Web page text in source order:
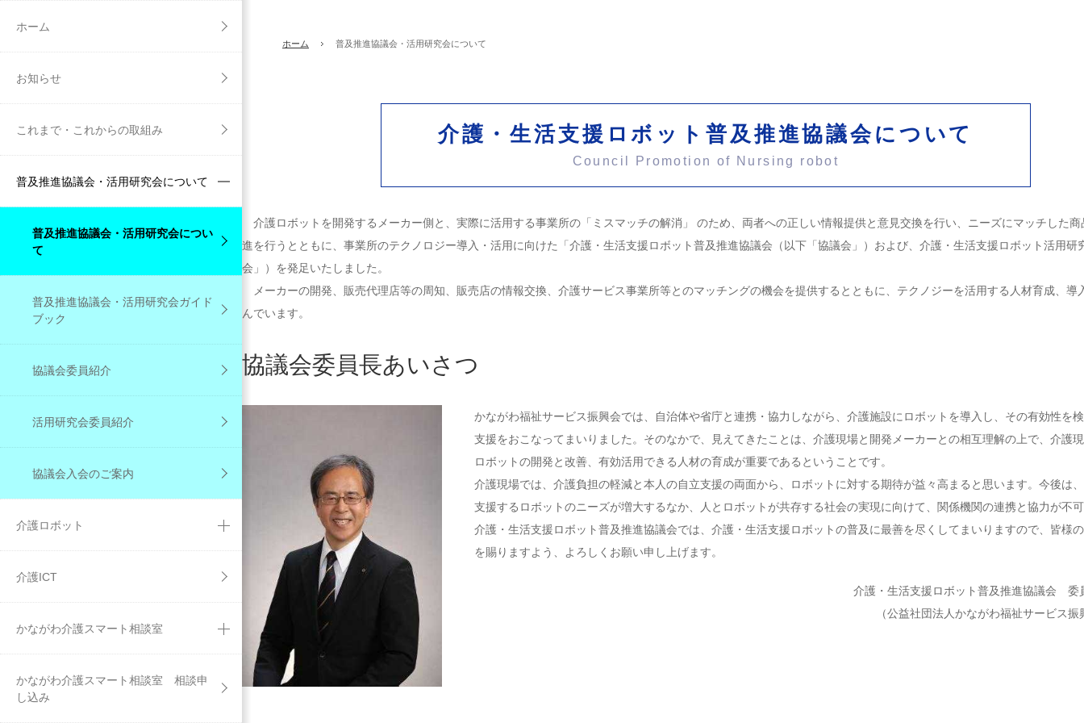
ホーム
お知らせ
これまで・これからの取組み
普及推進協議会・活用研究会について
普及推進協議会・活用研究会につい
て
普及推進協議会・活用研究会ガイド
ブック
協議会委員紹介
活用研究会委員紹介
協議会入会のご案内
介護ロボット
介護ICT
かながわ介護スマート相談室
かながわ介護スマート相談室 相談申
し込み
ホーム 普及推進協議会・活用研究会について
介護・生活支援ロボット普及推進協議会について
Council Promotion of Nursing robot
介護ロボットを開発するメーカー側と、実際に活用する事業所の「ミスマッチの解消」 のため、両者への正しい情報提供と意見交換を行い、ニーズにマッチした
進を行うとともに、事業所のテクノロジー導入・活用に向けた「介護・生活支援ロボット普及推進協議会（以下「協議会」）および、介護・生活支援ロボット活用研
会」）を発足いたしました。
メーカーの開発、販売代理店等の周知、販売店の情報交換、介護サービス事業所等とのマッチングの機会を提供するとともに、テクノジーを活用する人材育成、導
んでいます。
協議会委員長あいさつ
かながわ福祉サービス振興会では、自治体や省庁と連携・協力しながら、介護施設にロボットを導入し、その有効性を
支援をおこなってまいりました。そのなかで、見えてきたことは、介護現場と開発メーカーとの相互理解の上で、介護
ロボットの開発と改善、有効活用できる人材の育成が重要であるということです。
介護現場では、介護負担の軽減と本人の自立支援の両面から、ロボットに対する期待が益々高まると思います。今後は
支援するロボットのニーズが増大するなか、人とロボットが共存する社会の実現に向けて、関係機関の連携と協力が不
介護・生活支援ロボット普及推進協議会では、介護・生活支援ロボットの普及に最善を尽くしてまいりますので、皆様
を賜りますよう、よろしくお願い申し上げます。
介護・生活支援ロボット普及推進協議会
（公益社団法人かながわ福祉サービ